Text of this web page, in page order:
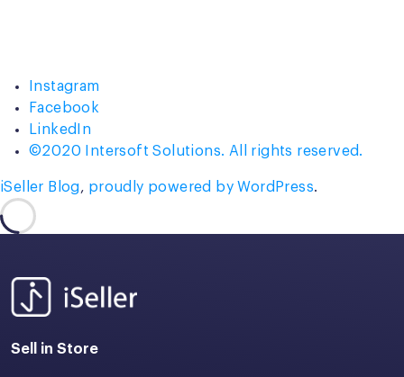
Instagram
Facebook
LinkedIn
©2020 Intersoft Solutions. All rights reserved.
iSeller Blog, proudly powered by WordPress.
Sell in Store